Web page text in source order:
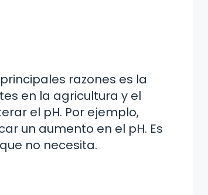
razones es la
en la agricultura y el
el pH. Por ejemplo,
un aumento en el pH. Es
no necesita.